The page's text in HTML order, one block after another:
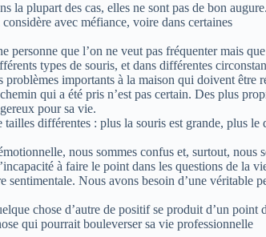
la plupart des cas, elles ne sont pas de bon
avec méfiance, voire dans certaines
que l’on ne veut pas fréquenter mais
types de souris, et dans différentes
importants à la maison qui doivent être
qui a été pris n’est pas certain. Des plus
pour sa vie.
différentes : plus la souris est grande, plus le
nous sommes confus et, surtout, nous
à faire le point dans les questions de la
sentimentale. Nous avons besoin d’une véritable
chose d’autre de positif se produit d’un point
qui pourrait bouleverser sa vie professionnelle